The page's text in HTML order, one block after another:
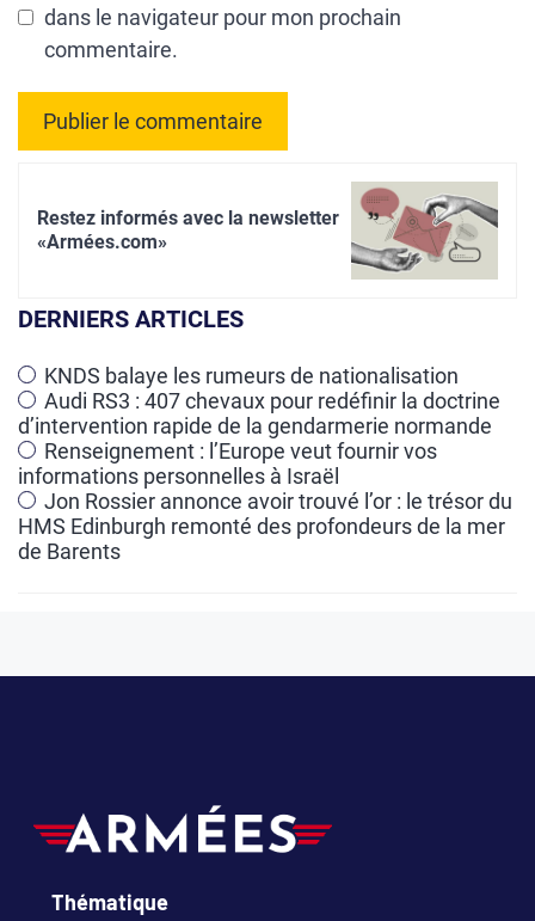
dans le navigateur pour mon prochain
commentaire.
r
a
t
i
v
e
:
Restez informés avec la newsletter
«Armées.com»
DERNIERS ARTICLES
KNDS balaye les rumeurs de nationalisation
Audi RS3 : 407 chevaux pour redéfinir la doctrine
d’intervention rapide de la gendarmerie normande
Renseignement : l’Europe veut fournir vos
informations personnelles à Israël
Jon Rossier annonce avoir trouvé l’or : le trésor du
HMS Edinburgh remonté des profondeurs de la mer
de Barents
Thématique